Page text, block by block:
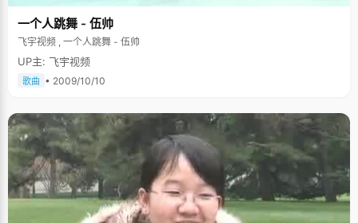
一个人跳舞 - 伍帅
飞宇视频 , 一个人跳舞 - 伍帅
UP主: 飞宇视频
歌曲 • 2009/10/10